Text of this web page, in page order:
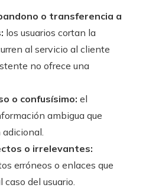
o transferencia a
los usuarios cortan la
al servicio al cliente
no ofrece una
o confusísimo: el
ambigua que
o irrelevantes:
erróneos o enlaces que
del usuario.